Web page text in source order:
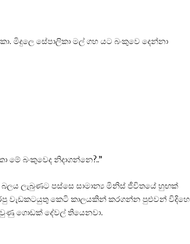
මිදුලෙ සේපාලිකා මල් ගහ යට බංකුවෙ දෙන්නා
මේ බංකුවෙද නිදාගන්නෙ?..”
ලැබුණට පස්සෙ සාමාන්‍ය මිනිස් ජීවිතයේ හුඟක්
වැඩකටයුතු කෙටි කාලයකින් කරගන්න පුළුවන් විදිහෙ
ගොඩක් දේවල් තියෙනවා.